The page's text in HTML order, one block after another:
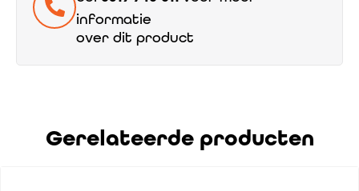
informatie
over dit product
Gerelateerde producten